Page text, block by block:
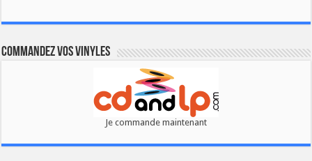
Commandez vos vinyles
Je commande maintenant